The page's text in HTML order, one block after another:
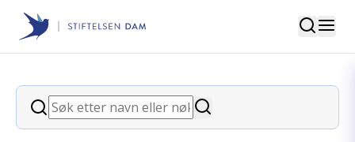
Stiftelsen Dam
Søk
Søk
Søk
back
Organdonasjon dokumentarfilm